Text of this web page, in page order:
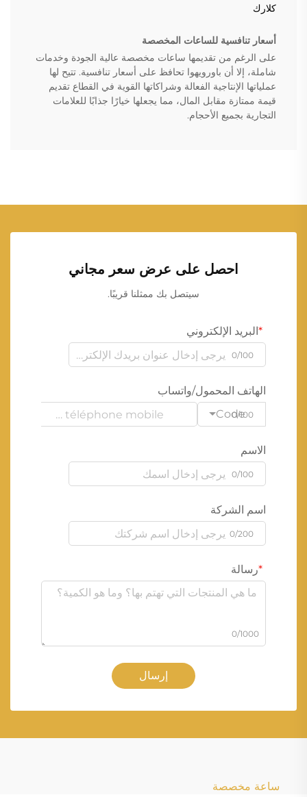
كلارك
أسعار تنافسية للساعات المخصصة
على الرغم من تقديمها ساعات مخصصة عالية الجودة وخدمات
شاملة، إلا أن باورويهوا تحافظ على أسعار تنافسية. تتيح لها
عملياتها الإنتاجية الفعالة وشراكاتها القوية في القطاع تقديم
قيمة ممتازة مقابل المال، مما يجعلها خيارًا جذابًا للعلامات
التجارية بجميع الأحجام.
احصل على عرض سعر مجاني
سيتصل بك ممثلنا قريبًا.
البريد الإلكتروني
0/100
الهاتف المحمول/واتساب
Code
0/100
الاسم
0/100
اسم الشركة
0/200
رسالة
0/1000
إرسال
ساعة مخصصة